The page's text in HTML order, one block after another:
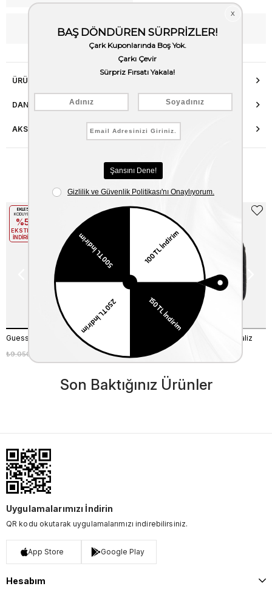
WhatsApp’tan Bilgi Al
ÜRÜN ÖZELLIKLERI
DANIŞMA HATTI
AKSESUAR ONARIMI
Benzer Ürünler
Guess Unisex Vegan Siyah Valiz
₺9.050,00
EKLE5
KODUYLA
%5
EKSTRA
İNDİRİM
Guess Unisex Vegan Siyah Valiz
₺8.575,00
EKLE5
KODUYLA
Son Baktığınız Ürünler
Uygulamalarımızı İndirin
QR kodu okutarak uygulamalarımızı indirebilirsiniz.
App Store Google Play
Hesabım